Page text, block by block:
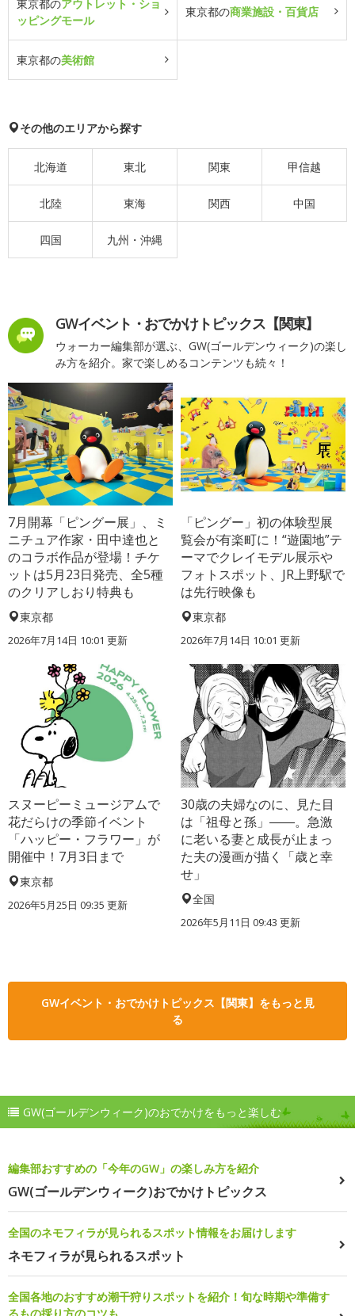
東京都のアウトレット・ショ
ッピングモール
東京都の商業施設・百貨店
東京都の美術館
その他のエリアから探す
北海道 東北 関東 甲信越
北陸 東海 関西 中国
四国 九州・沖縄
GWイベント・おでかけトピックス【関東】
ウォーカー編集部が選ぶ、GW(ゴールデンウィーク)の楽し
み方を紹介。家で楽しめるコンテンツも続々！
7月開幕「ピングー展」、ミ
ニチュア作家・田中達也と
のコラボ作品が登場！チケ
ットは5月23日発売、全5種
のクリアしおり特典も
東京都
2026年7月14日 10:01 更新
「ピングー」初の体験型展
覧会が有楽町に！“遊園地”テ
ーマでクレイモデル展示や
フォトスポット、JR上野駅で
は先行映像も
東京都
2026年7月14日 10:01 更新
スヌーピーミュージアムで
花だらけの季節イベント
「ハッピー・フラワー」が
開催中！7月3日まで
東京都
2026年5月25日 09:35 更新
30歳の夫婦なのに、見た目
は「祖母と孫」――。急激
に老いる妻と成長が止まっ
た夫の漫画が描く「歳と幸
せ」
全国
2026年5月11日 09:43 更新
GWイベント・おでかけトピックス【関東】をもっと見
る
GW(ゴールデンウィーク)のおでかけをもっと楽しむ
編集部おすすめの「今年のGW」の楽しみ方を紹介
GW(ゴールデンウィーク)おでかけトピックス
全国のネモフィラが見られるスポット情報をお届けします
ネモフィラが見られるスポット
全国各地のおすすめ潮干狩りスポットを紹介！旬な時期や準備す